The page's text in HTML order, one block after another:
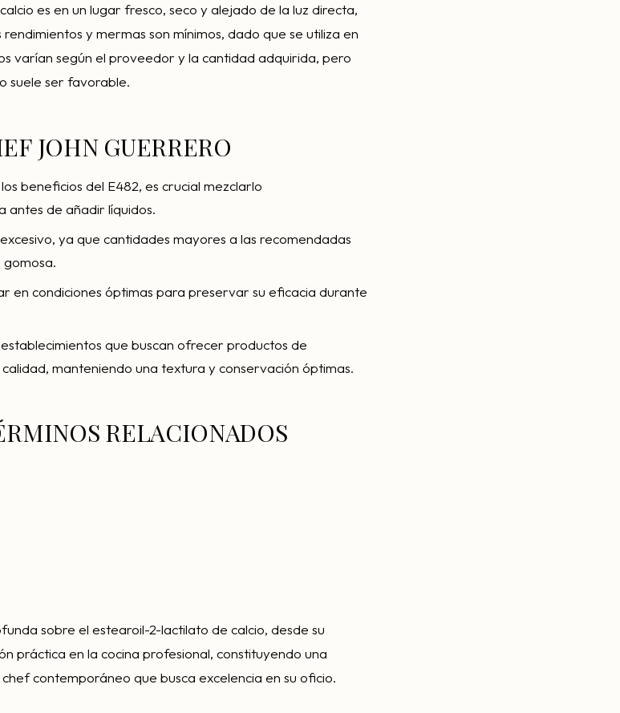
es en un lugar fresco, seco y alejado de la luz directa,
y mermas son mínimos, dado que se utiliza en
varían según el proveedor y la cantidad adquirida, pero
suele ser favorable.
JOHN GUERRERO
beneficios del E482, es crucial mezclarlo
antes de añadir líquidos.
ya que cantidades mayores a las recomendadas
en condiciones óptimas para preservar su eficacia durante
que buscan ofrecer productos de
manteniendo una textura y conservación óptimas.
RELACIONADOS
sobre el estearoil-2-lactilato de calcio, desde su
práctica en la cocina profesional, constituyendo una
contemporáneo que busca excelencia en su oficio.